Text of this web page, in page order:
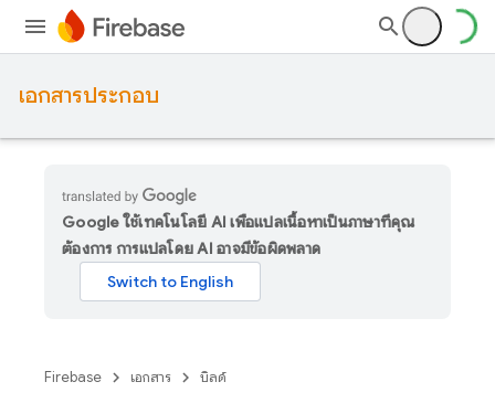
เอกสารประกอบ
Google ใช้เทคโนโลยี AI เพื่อแปลเนื้อหาเป็นภาษาที่คุณ
ต้องการ การแปลโดย AI อาจมีข้อผิดพลาด
Firebase เอกสาร บิลด์